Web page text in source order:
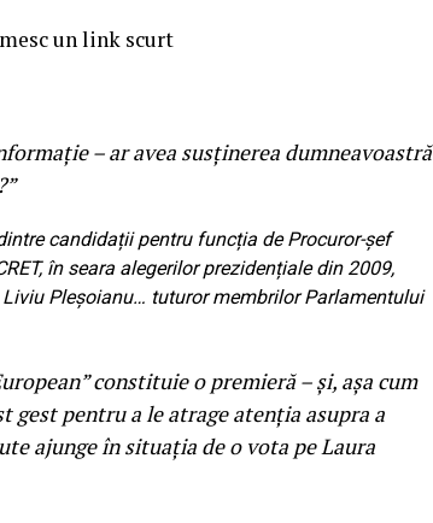
un link scurt
– ar avea susținerea dumneavoastră
candidații pentru funcția de Procuror-șef
în seara alegerilor prezidențiale din 2009,
Pleșoianu… tuturor membrilor Parlamentului
constituie o premieră – și, așa cum
gest pentru a le atrage atenția asupra a
ajunge în situația de o vota pe Laura